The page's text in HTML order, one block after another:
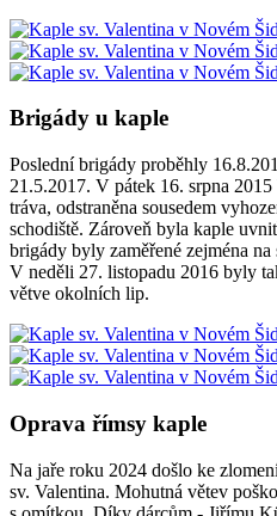
Brigády u kaple
Poslední brigády proběhly
21.5.2017. V pátek 16. srpna
tráva, odstraněna sousedem
schodiště. Zároveň byla kaple
brigády byly zaměřené zejména
V neděli 27. listopadu 2016 byly
větve okolních lip.
Oprava římsy kaple
Na jaře roku 2024 došlo ke
sv. Valentina. Mohutná větev